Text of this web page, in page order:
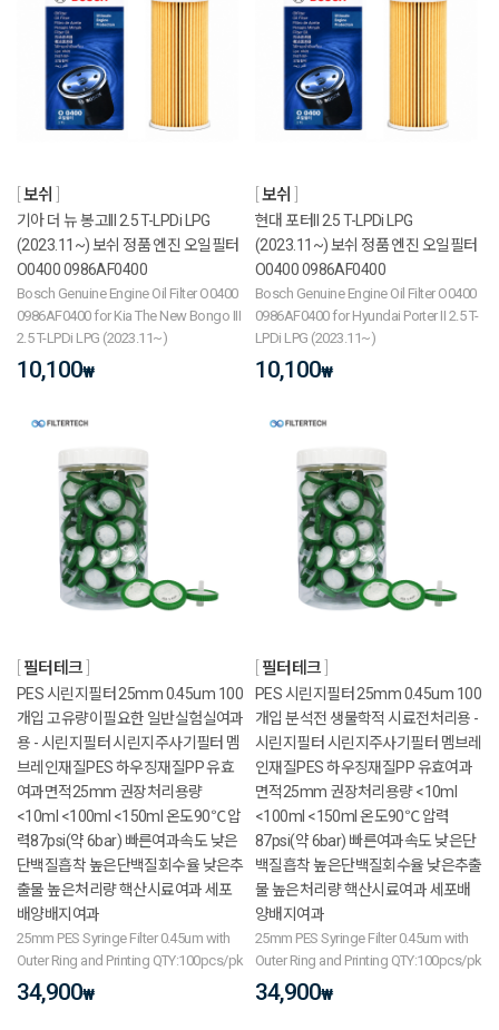
보쉬
기아 더 뉴 봉고III 2.5 T-LPDi LPG
(2023.11~) 보쉬 정품 엔진 오일필터
O0400 0986AF0400
Bosch Genuine Engine Oil Filter O0400
0986AF0400 for Kia The New Bongo III
2.5 T-LPDi LPG (2023.11~)
10,100₩
보쉬
현대 포터II 2.5 T-LPDi LPG
(2023.11~) 보쉬 정품 엔진 오일필터
O0400 0986AF0400
Bosch Genuine Engine Oil Filter O0400
0986AF0400 for Hyundai Porter II 2.5 T-
LPDi LPG (2023.11~)
10,100₩
필터테크
PES 시린지필터 25mm 0.45um 100
개입 고유량이필요한 일반실험실여과
용 - 시린지필터 시린지주사기필터 멤
브레인재질PES 하우징재질PP 유효
여과면적25mm 권장처리용량
<10ml <100ml <150ml 온도90℃ 압
력87psi(약 6bar) 빠른여과속도 낮은
단백질흡착 높은단백질회수율 낮은추
출물 높은처리량 핵산시료여과 세포
배양배지여과
25mm PES Syringe Filter 0.45um with
Outer Ring and Printing QTY:100pcs/pk
34,900₩
필터테크
PES 시린지필터 25mm 0.45um 100
개입 분석전 생물학적 시료전처리용 -
시린지필터 시린지주사기필터 멤브레
인재질PES 하우징재질PP 유효여과
면적25mm 권장처리용량 <10ml
<100ml <150ml 온도90℃ 압력
87psi(약 6bar) 빠른여과속도 낮은단
백질흡착 높은단백질회수율 낮은추출
물 높은처리량 핵산시료여과 세포배
양배지여과
25mm PES Syringe Filter 0.45um with
Outer Ring and Printing QTY:100pcs/pk
34,900₩